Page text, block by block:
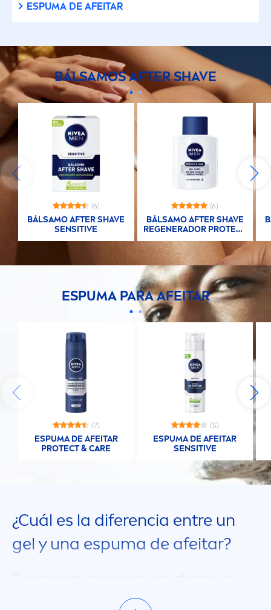
ESPUMA DE AFEITAR
BÁLSAMOS AFTER SHAVE
(6)
BÁLSAMO AFTER SHAVE
SENSITIVE
(6)
BÁLSAMO AFTER SHAVE
REGENERADOR PROTECT
&CARE
ESPUMA PARA AFEITAR
(7)
ESPUMA DE AFEITAR
PROTECT&CARE
(5)
ESPUMA DE AFEITAR
SENSITIVE
¿Cuál es la diferencia entre un
gel y una espuma de afeitar?